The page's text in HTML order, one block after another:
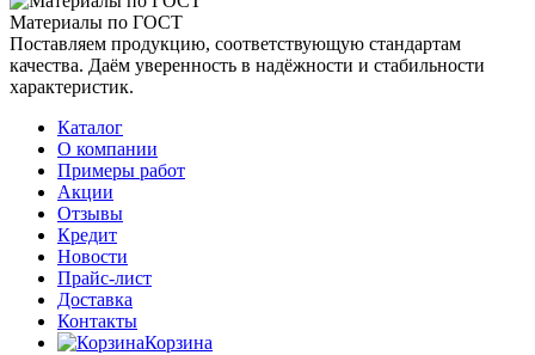
Материалы по ГОСТ
Поставляем продукцию, соответствующую стандартам
качества. Даём уверенность в надёжности и стабильности
характеристик.
Каталог
О компании
Примеры работ
Акции
Отзывы
Кредит
Новости
Прайс-лист
Доставка
Контакты
Корзина